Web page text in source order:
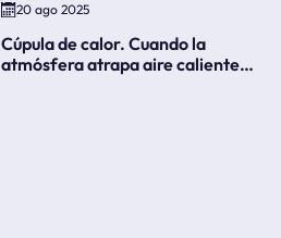
20 ago 2025
Cúpula de calor. Cuando la
atmósfera atrapa aire caliente